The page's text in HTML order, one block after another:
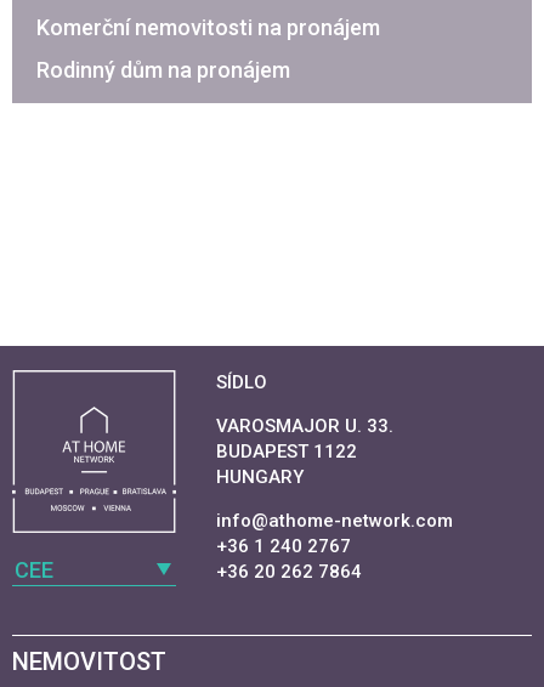
Komerční nemovitosti na pronájem
Rodinný dům na pronájem
CEE
SÍDLO
VAROSMAJOR U. 33.
BUDAPEST 1122
HUNGARY
info@athome-network.com
+36 1 240 2767
+36 20 262 7864
NEMOVITOST